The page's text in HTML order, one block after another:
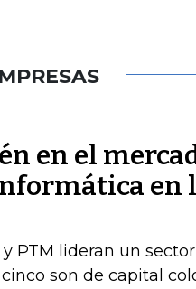
en el
en
PTM lideran un
cinco son de capital